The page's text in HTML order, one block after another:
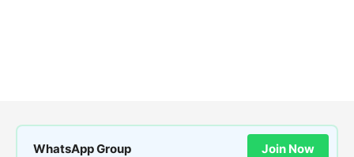
WhatsApp Group Join Now